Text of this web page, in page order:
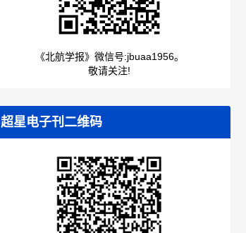
《北航学报》微信号:jbuaa1956。
敬请关注!
超星电子刊二维码